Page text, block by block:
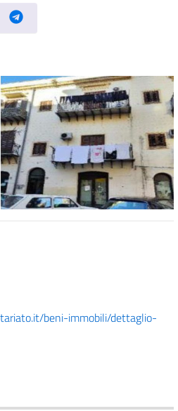
beni-immobili/dettaglio-